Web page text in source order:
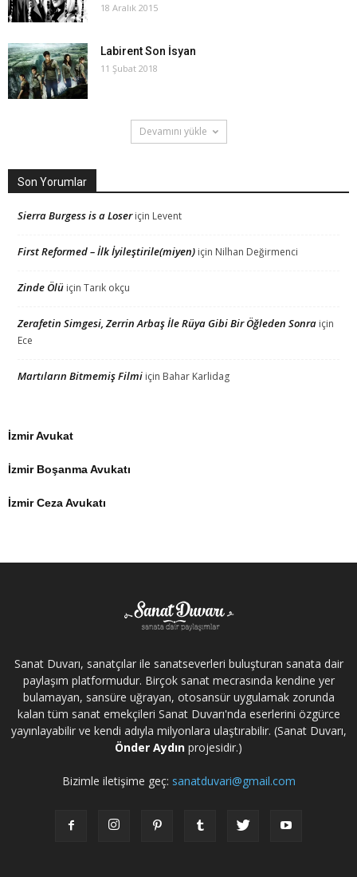
18 Aralık 2015
Labirent Son İsyan
11 Şubat 2018
Devamını yükle
Son Yorumlar
Sierra Burgess is a Loseriçin Levent
First Reformed – İlk İyileştirile(miyen) için Nilhan Değirmenci
Zinde Ölü için Tarık okçu
Zerafetin Simgesi, Zerrin Arbaş İle Rüya Gibi Bir Öğleden Sonra için
Ece
Martıların Bitmemiş Filmi için Bahar Karlidag
İzmir Avukat
İzmir Boşanma Avukatı
İzmir Ceza Avukatı
Sanat Duvarı, sanatçılar ile sanatseverleri buluşturan sanata dair
paylaşım platformudur. Birçok sanat mecrasında kendine yer
bulamayan, sansüre uğrayan, otosansür uygulamak zorunda
kalan tüm sanat emekçileri Sanat Duvarı'nda eserlerini özgürce
yayınlayabilir ve kendi adıyla milyonlara ulaştırabilir. (Sanat Duvarı,
Önder Aydın projesidir.)
Bizimle iletişime geç: sanatduvari@gmail.com